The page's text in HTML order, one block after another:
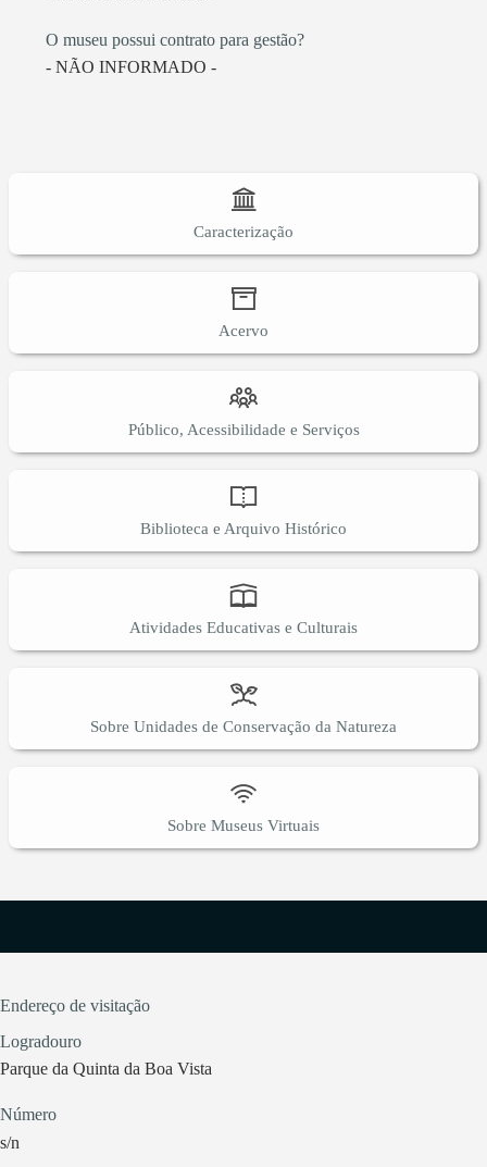
O museu possui contrato para gestão?
- NÃO INFORMADO -
Caracterização
Acervo
Público, Acessibilidade e Serviços
Biblioteca e Arquivo Histórico
Atividades Educativas e Culturais
Sobre Unidades de Conservação da Natureza
Sobre Museus Virtuais
Endereço de visitação
Logradouro
Parque da Quinta da Boa Vista
Número
s/n